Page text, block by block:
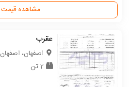
مشاهده قیمت
عقرب
اصفهان، اصفهان
2 تن